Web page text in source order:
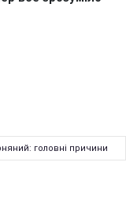
головні причини